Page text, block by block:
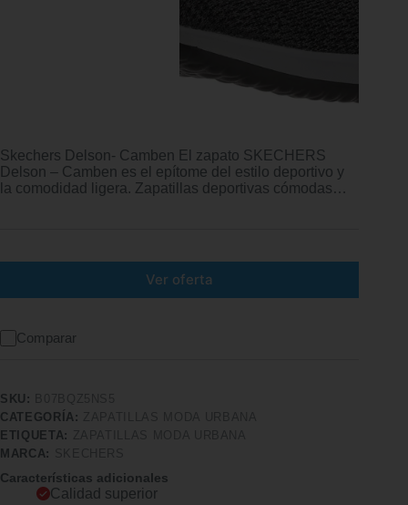
Skechers Delson- Camben El zapato SKECHERS
Delson – Camben es el epítome del estilo deportivo y
la comodidad ligera. Zapatillas deportivas cómodas…
Ver oferta
Comparar
SKU:
CATEGORÍA:
ETIQUETA:
MARCA:
Características adicionales
Calidad superior